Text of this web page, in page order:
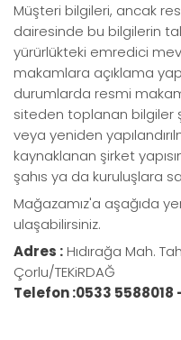
Müşteri bilgileri, ancak
dairesinde bu bilgilerin
yürürlükteki emredici
makamlara açıklama
durumlarda resmi
siteden toplanan bilgiler
veya yeniden
kaynaklanan şirket
şahıs ya da kuruluşlara
Mağazamız'a aşağıda
ulaşabilirsiniz.
Adres : Hıdırağa Mah.
Çorlu/TEKiRDAĞ
Telefon :0533 5588018